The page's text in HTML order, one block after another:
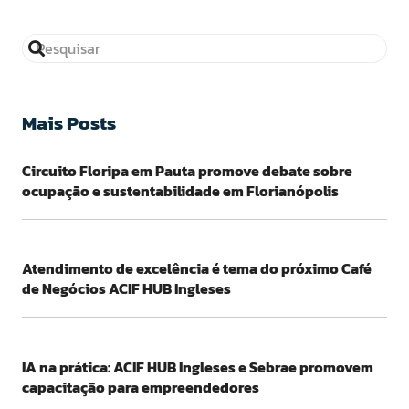
Mais Posts
Circuito Floripa em Pauta promove debate sobre
ocupação e sustentabilidade em Florianópolis
Atendimento de excelência é tema do próximo Café
de Negócios ACIF HUB Ingleses
IA na prática: ACIF HUB Ingleses e Sebrae promovem
capacitação para empreendedores